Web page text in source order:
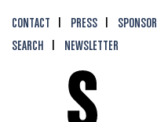
CONTACT PRESS
SEARCH
NEWSLETTER